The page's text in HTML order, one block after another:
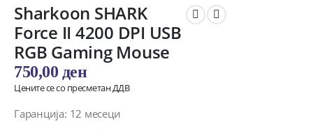
Sharkoon SHARK
Force II 4200 DPI USB
RGB Gaming Mouse
750,00 ден
Цените се со пресметан ДДВ
Гаранција: 12 месеци